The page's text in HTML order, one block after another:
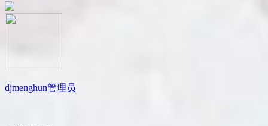
djmenghun管理员